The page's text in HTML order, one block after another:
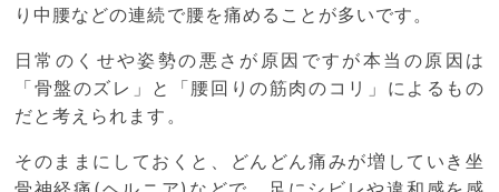
り中腰などの連続で腰を痛めることが多いです。
日常のくせや姿勢の悪さが原因ですが本当の原因は
「骨盤のズレ」と「腰回りの筋肉のコリ」によるもの
だと考えられます。
そのままにしておくと、どんどん痛みが増していき坐